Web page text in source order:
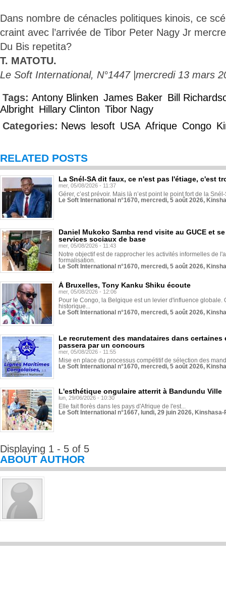
Dans nombre de cénacles politiques kinois, ce
craint avec l’arrivée de Tibor Peter Nagy Jr
Du Bis repetita?
T. MATOTU.
Le Soft International, N°1447 |mercredi 13 mars
Tags: Antony Blinken James Baker Bill
Albright Hillary Clinton Tibor Nagy
Categories: News lesoft USA Afrique Congo
RELATED POSTS
La Snél-SA dit faux, ce n'est pas l'étiage, c'est
mer, 05/08/2026 - 11:37
Gérer, c’est prévoir. Mais là n’est point le point fort de la
Le Soft International n°1670, mercredi, 5 août 2026,
Daniel Mukoko Samba rend visite au GUCE et
services sociaux de base
mer, 05/08/2026 - 11:43
Notre objectif est de rapprocher les activités informelles de
formalisation.
Le Soft International n°1670, mercredi, 5 août 2026,
À Bruxelles, Tony Kanku Shiku écoute
mer, 05/08/2026 - 12:06
Pour le Congo, la Belgique est un levier d'influence globale.
historique...
Le Soft International n°1670, mercredi, 5 août 2026,
Le recrutement des mandataires dans
passera par un concours
mer, 05/08/2026 - 11:55
Mise en place du processus compétitif de sélection des
Le Soft International n°1670, mercredi, 5 août 2026,
L'esthétique ongulaire atterrit à Bandundu Ville
lun, 29/06/2026 - 10:30
Elle fait florès dans les pays d'Afrique de l'est...
Le Soft International n°1667, lundi, 29 juin 2026,
Displaying 1 - 5 of 5
ABOUT AUTHOR